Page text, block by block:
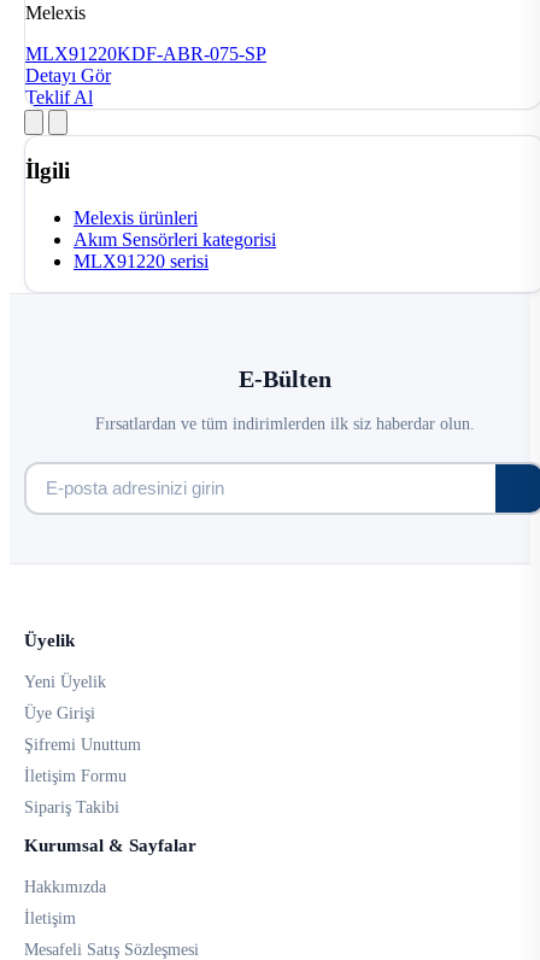
Melexis
MLX91220KDF-ABR-075-SP
Detayı Gör
Teklif Al
İlgili
Melexis ürünleri
Akım Sensörleri kategorisi
MLX91220 serisi
E-Bülten
Fırsatlardan ve tüm indirimlerden ilk siz haberdar olun.
Üyelik
Yeni Üyelik
Üye Girişi
Şifremi Unuttum
İletişim Formu
Sipariş Takibi
Kurumsal & Sayfalar
Hakkımızda
İletişim
Mesafeli Satış Sözleşmesi